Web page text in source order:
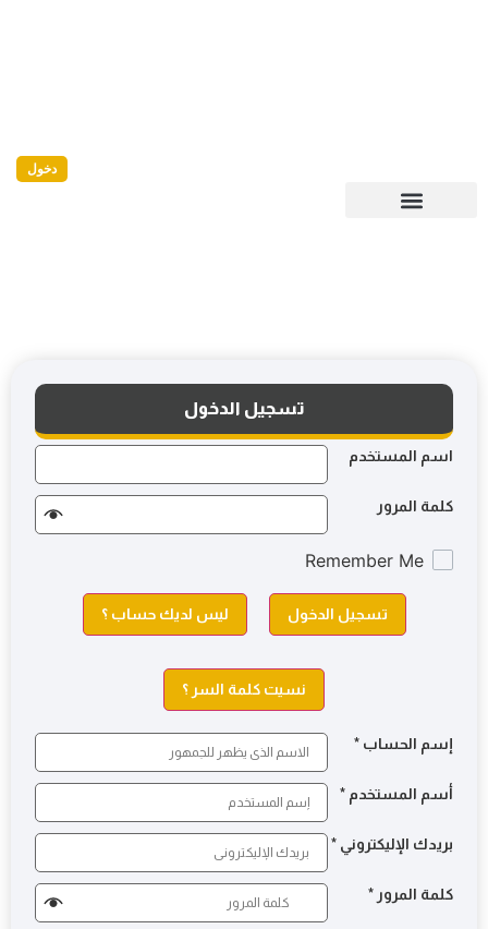
دخول
تسجيل الدخول
اسم المستخدم
كلمة المرور
Remember Me
تسجيل الدخول ليس لديك حساب ؟
نسيت كلمة السر ؟
إسم الحساب *
أسم المستخدم *
بريدك الإليكتروني *
كلمة المرور *